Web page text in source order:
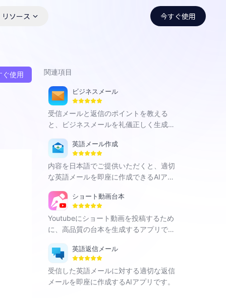
リソース 今すぐ使用
ぐ使用 関連項目
ビジネスメール
受信メールと返信のポイントを教える
と、ビジネスメールを礼儀正しく生成で
英語メール作成
内容を日本語でご提供いただくと、適切
な英語メールを即座に作成できるAIアプ
ショート動画台本
Youtubeにショート動画を投稿するため
に、高品質の台本を生成するアプリで
英語返信メール
受信した英語メールに対する適切な返信
メールを即座に作成するAIアプリです。